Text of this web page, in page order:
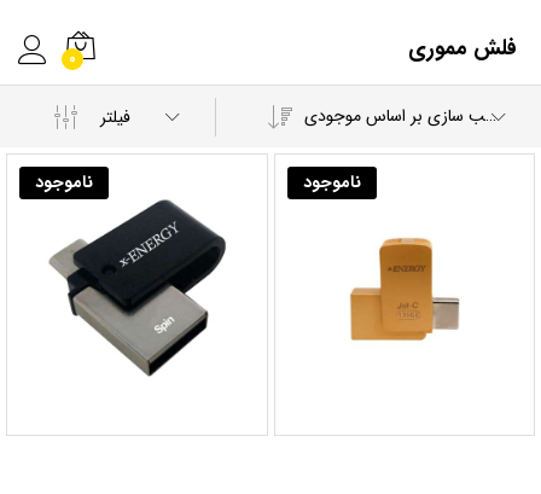
فلش مموری 0
فیلتر مرتب سازی بر اساس موجودی
ناموجود ناموجود